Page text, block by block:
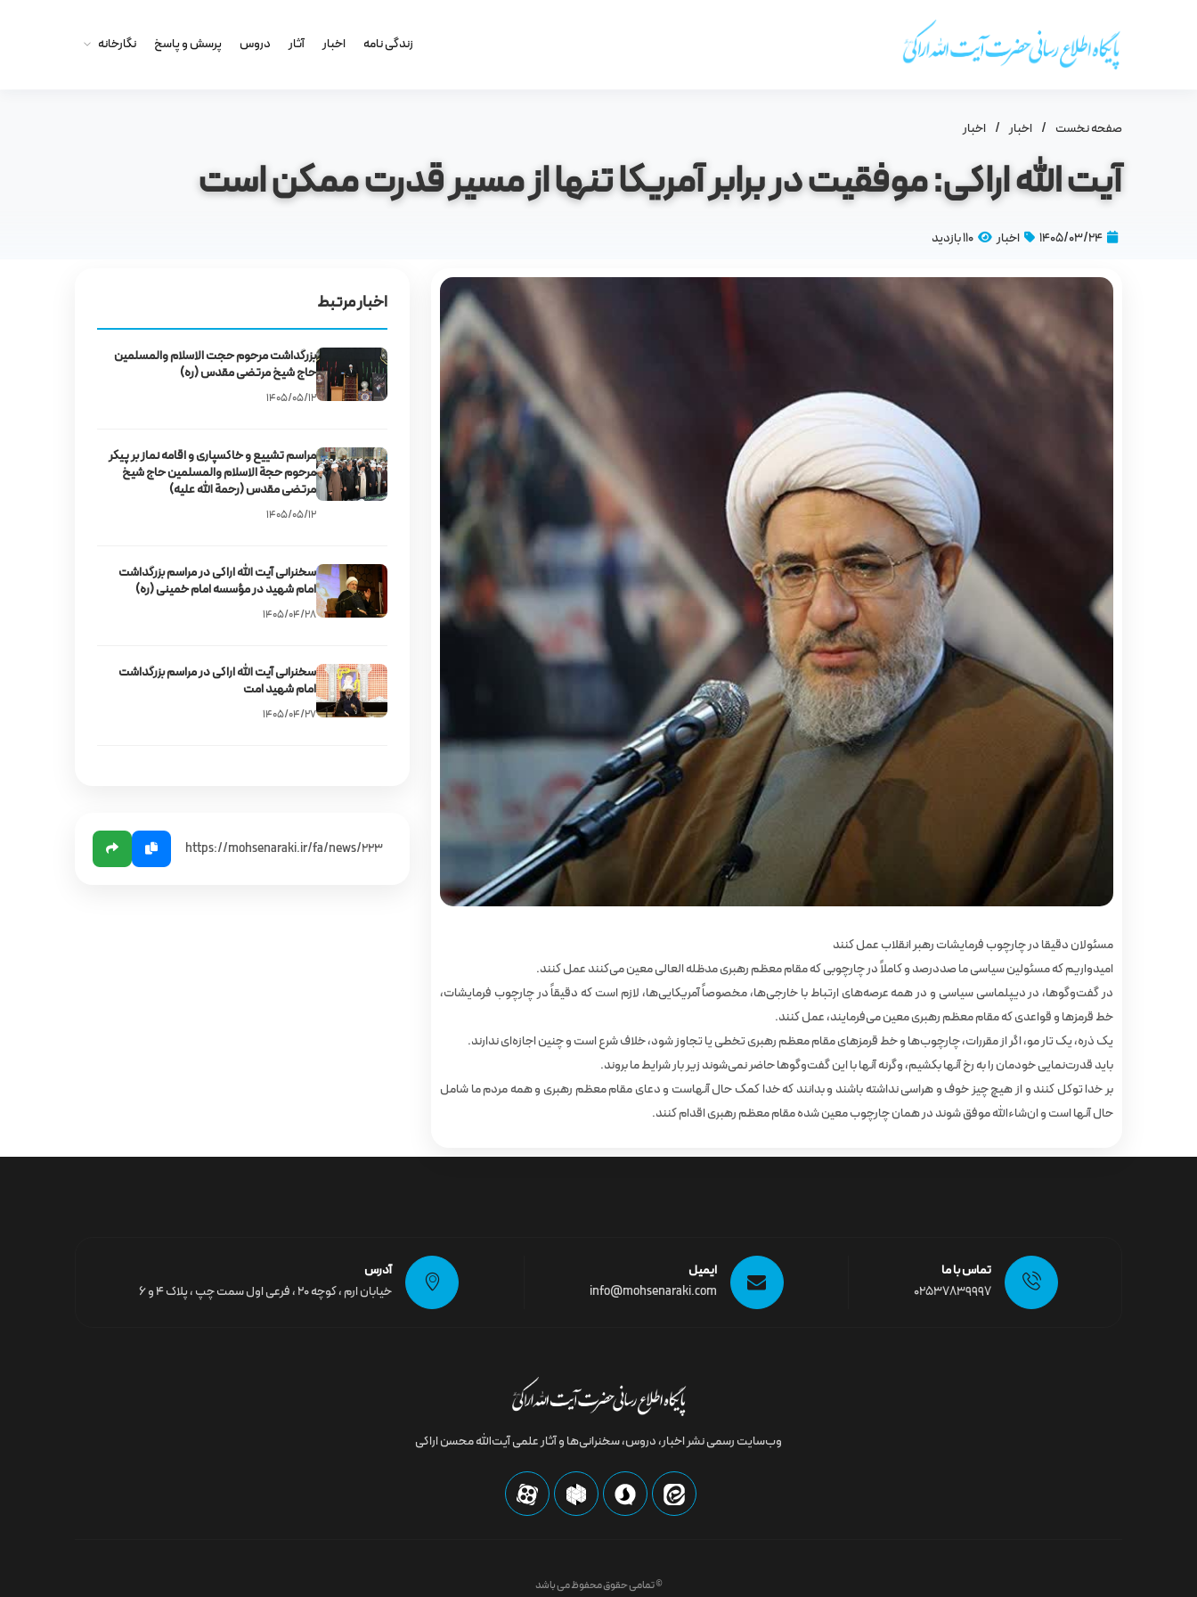
زندگى نامه اخبار آثار دروس پرسش و پاسخ نگارخانه
صفحه نخست / اخبار / اخبار
آیت‌ الله اراکی: موفقیت در برابر آمریکا تنها از مسیر قدرت ممکن است
۱۴۰۵/۰۳/۲۴ اخبار 110 بازدید
مسئولان دقیقا در چارچوب فرمایشات رهبر انقلاب عمل کنند
امیدواریم که مسئولین سیاسی ما صددرصد و کاملاً در چارچوبی که مقام معظم رهبری مدظله‌ العالی معین می‌کنند عمل کنند.
در گفت‌وگوها، در دیپلماسی سیاسی و در همه عرصه‌های ارتباط با خارجی‌ها، مخصوصاً آمریکایی‌ها، لازم است که دقیقاً در چارچوب فرمایشات،
خط قرمزها و قواعدی که مقام معظم رهبری معین می‌فرمایند، عمل کنند.
یک ذره، یک تار مو، اگر از مقررات، چارچوب‌ها و‌ خط قرمزهای مقام معظم رهبری تخطی یا تجاوز شود، خلاف شرع است و چنین اجازه‌ای ندارند.
باید قدرت‌نمایی خودمان را به رخ آنها بکشیم، وگرنه آنها با این گفت‌وگوها حاضر نمی‌شوند زیر بار شرایط ما بروند.
بر خدا توکل کنند و از هیچ چیز خوف و هراسی نداشته باشند و بدانند که خدا کمک‌ حال آنهاست و دعای مقام معظم رهبری و همه مردم ما شامل
حال آنها است و ان‌شاءالله موفق شوند در همان چارچوب معین‌ شده مقام معظم رهبری اقدام کنند.
اخبار مرتبط
بزرگداشت مرحوم حجت‌ الاسلام والمسلمین
حاج شیخ مرتضی مقدس (ره)
۱۴۰۵/۰۵/۱۲
مراسم تشییع و خاکسپاری و اقامه نماز بر پیکر
مرحوم حجة الاسلام والمسلمین حاج شیخ
مرتضی مقدس (رحمة الله علیه)
۱۴۰۵/۰۵/۱۲
سخنرانی آیت‌ الله اراکی در مراسم بزرگداشت
امام شهید در مؤسسه امام خمینی (ره)
۱۴۰۵/۰۴/۲۸
سخنرانی آیت‌ الله اراکی در مراسم بزرگداشت
امام شهید امت
۱۴۰۵/۰۴/۲۷
تماس با ما
02537839997
ایمیل
info@mohsenaraki.com
آدرس
خیابان ارم ، کوچه ۲۰ ، فرعی اول سمت چپ ، پلاک ۴ و ۶
وب‌سایت رسمى نشر اخبار، دروس، سخنرانی‌ها و آثار علمی آیت‌الله محسن اراکی
© تمامی حقوق محفوظ می باشد